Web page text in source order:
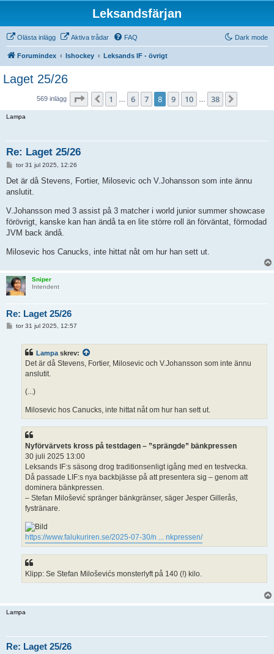
Leksandsfärjan
Dark mode
Olästa inlägg Aktiva trådar FAQ
Forumindex Ishockey Leksands IF - övrigt
Laget 25/26
569 inlägg Sida av38
Föregående
1 6 7 8 9 10 38
Lampa
Re: Laget 25/26
l
g
tor 31 jul 2025, 12:26
Det är då Stevens, Fortier, Milosevic och V.Johansson som inte ännu
anslutit.
V.Johansson med 3 assist på 3 matcher i world junior summer showcase
förövrigt, kanske kan han ändå ta en lite större roll än förväntat, förmodad
JVM back ändå.
Milosevic hos Canucks, inte hittat nåt om hur han sett ut.
Sniper
Intendent
Re: Laget 25/26
tor 31 jul 2025, 12:57
Lampa skrev:
Det är då Stevens, Fortier, Milosevic och V.Johansson som inte ännu
anslutit.
(...)
Milosevic hos Canucks, inte hittat nåt om hur han sett ut.
Nyförvärvets kross på testdagen – ”sprängde” bänkpressen
30 juli 2025 13:00
Leksands IF:s säsong drog traditionsenligt igång med en testvecka.
Då passade LIF:s nya backbjässe på att presentera sig – genom att
dominera bänkpressen.
– Stefan Milošević spränger bänkgränser, säger Jesper Gillerås,
fystränare.
https://www.falukuriren.se/2025-07-30/n ... nkpressen/
Klipp: Se Stefan Miloševićs monsterlyft på 140 (!) kilo.
Lampa
Re: Laget 25/26